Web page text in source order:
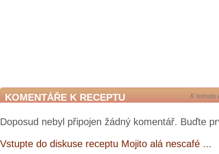
KOMENTÁŘE K RECEPTU K tomuto
Doposud nebyl připojen žádný komentář. Buďte
Vstupte do diskuse receptu Mojito alá nescafé ...